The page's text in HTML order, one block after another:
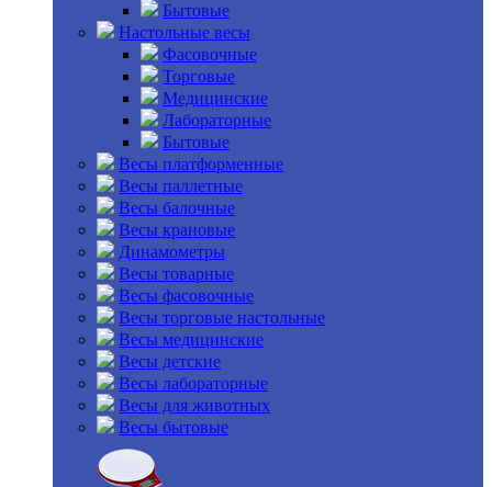
Бытовые
Настольные весы
Фасовочные
Торговые
Медицинские
Лабораторные
Бытовые
Весы платформенные
Весы паллетные
Весы балочные
Весы крановые
Динамометры
Весы товарные
Весы фасовочные
Весы торговые настольные
Весы медицинские
Весы детские
Весы лабораторные
Весы для животных
Весы бытовые